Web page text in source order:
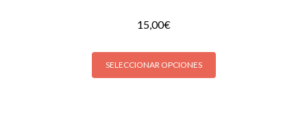
15,00€
SELECCIONAR OPCIONES